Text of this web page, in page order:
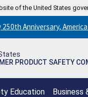
of the United States
250th Anniversary,
PRODUCT SAFETY
Education Business